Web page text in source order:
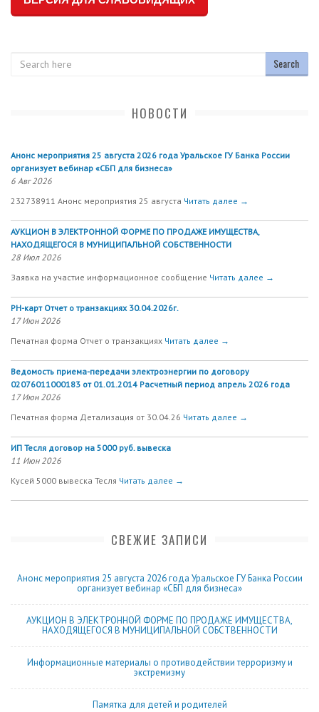
НОВОСТИ
Анонс мероприятия 25 августа 2026 года Уральское ГУ Банка России
организует вебинар «СБП для бизнеса»
6 Авг 2026
232738911 Анонс мероприятия 25 августа Читать далее →
АУКЦИОН В ЭЛЕКТРОННОЙ ФОРМЕ ПО ПРОДАЖЕ ИМУЩЕСТВА,
НАХОДЯЩЕГОСЯ В МУНИЦИПАЛЬНОЙ СОБСТВЕННОСТИ
28 Июл 2026
Заявка на участие информационное сообщение Читать далее →
РН-карт Отчет о транзакциях 30.04.2026г.
17 Июн 2026
Печатная форма Отчет о транзакциях Читать далее →
Ведомость приема-передачи электроэнергии по договору
02076011000183 от 01.01.2014 Расчетный период апрель 2026 года
17 Июн 2026
Печатная форма Детализация от 30.04.26 Читать далее →
ИП Тесля договор на 5000 руб. вывеска
11 Июн 2026
Кусей 5000 вывеска Тесля Читать далее →
СВЕЖИЕ ЗАПИСИ
Анонс мероприятия 25 августа 2026 года Уральское ГУ Банка России
организует вебинар «СБП для бизнеса»
АУКЦИОН В ЭЛЕКТРОННОЙ ФОРМЕ ПО ПРОДАЖЕ ИМУЩЕСТВА,
НАХОДЯЩЕГОСЯ В МУНИЦИПАЛЬНОЙ СОБСТВЕННОСТИ
Информационные материалы о противодействии терроризму и
экстремизму
Памятка для детей и родителей